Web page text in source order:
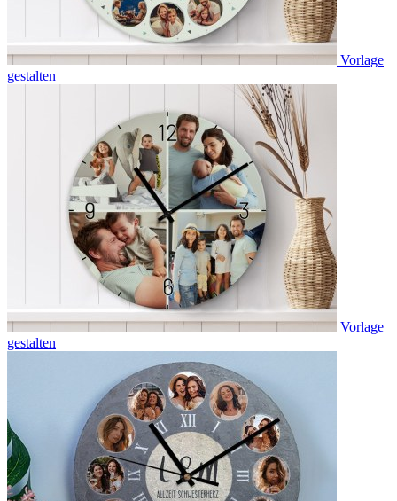
Vorlage
gestalten
Vorlage
gestalten